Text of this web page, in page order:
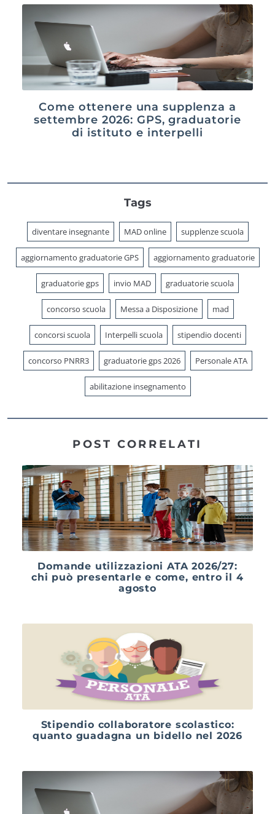
Come ottenere una supplenza a
settembre 2026: GPS, graduatorie
di istituto e interpelli
Tags
diventare insegnante MAD online supplenze scuola
aggiornamento graduatorie GPS aggiornamento graduatorie
graduatorie gps invio MAD graduatorie scuola
concorso scuola Messa a Disposizione mad
concorsi scuola Interpelli scuola stipendio docenti
concorso PNRR3 graduatorie gps 2026 Personale ATA
abilitazione insegnamento
POST CORRELATI
Domande utilizzazioni ATA 2026/27:
chi può presentarle e come, entro il 4
agosto
Stipendio collaboratore scolastico:
quanto guadagna un bidello nel 2026